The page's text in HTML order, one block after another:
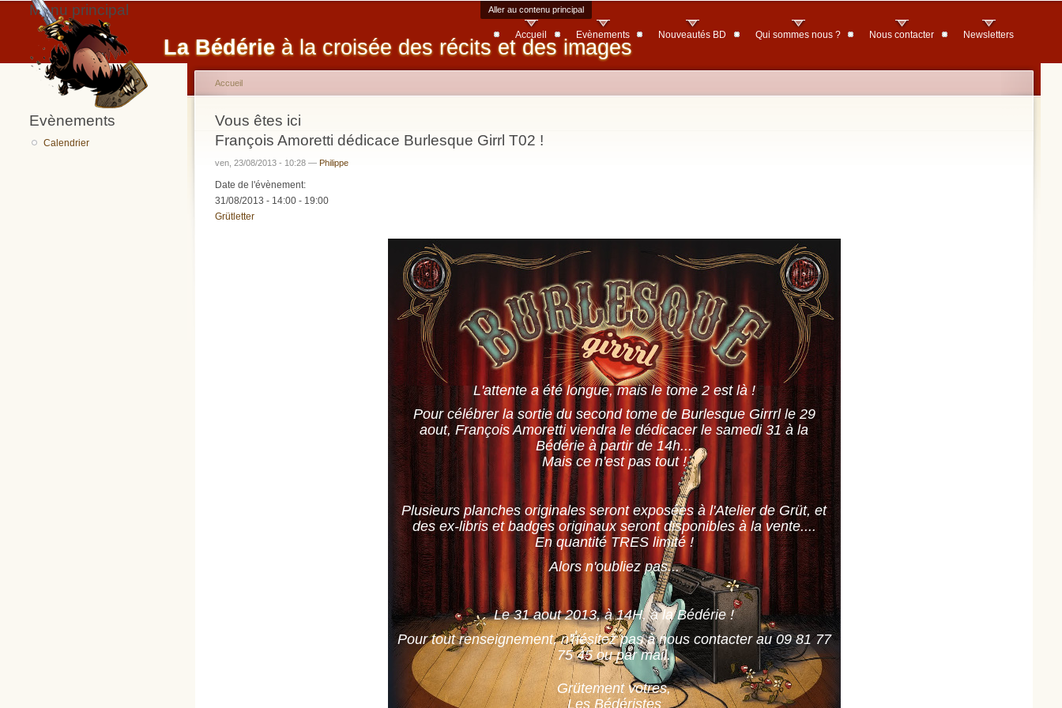
Aller au contenu principal
La Bédérie à la croisée des récits et des images
Menu principal
Accueil Evènements Nouveautés BD Qui sommes nous ? Nous contacter Newsletters
Evènements
Calendrier
Vous êtes ici
Accueil
François Amoretti dédicace Burlesque Girrl T02 !
ven, 23/08/2013 - 10:28 — Philippe
Date de l'évènement:
31/08/2013 - 14:00 - 19:00
Grütletter
L'attente a été longue, mais le tome 2 est là !
Pour célébrer la sortie du second tome de Burlesque Girrrl le 29
aout, François Amoretti viendra le dédicacer le samedi 31 à la
Bédérie à partir de 14h...
Mais ce n'est pas tout !
Plusieurs planches originales seront exposées à l'Atelier de Grüt, et
des ex-libris et badges originaux seront disponibles à la vente....
En quantité TRES limité !
Alors n'oubliez pas...
Le 31 aout 2013, à 14H, à la Bédérie !
Pour tout renseignement, n'hésitez pas à nous contacter au 09 81 77
75 45 oupar mail.
Grütement votres,
Les Bédéristes